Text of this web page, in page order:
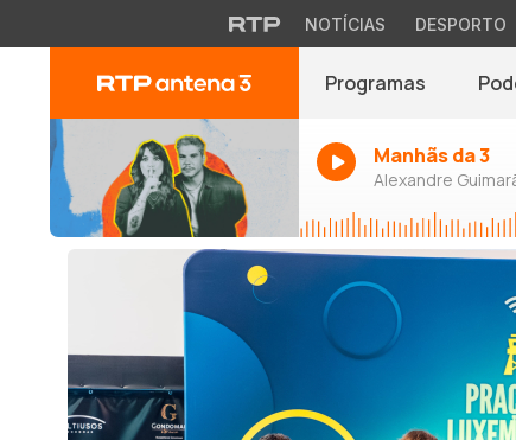
NOTÍCIAS DESPORTO
Programas
Manhãs da 3
Alexandre